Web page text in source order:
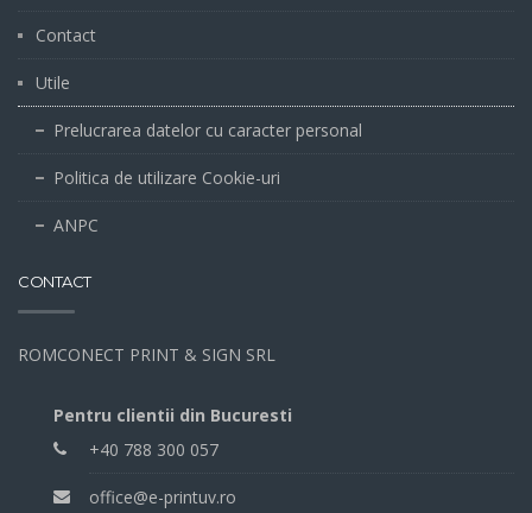
Contact
Utile
Prelucrarea datelor cu caracter personal
Politica de utilizare Cookie-uri
ANPC
CONTACT
ROMCONECT PRINT & SIGN SRL
Pentru clientii din Bucuresti
+40 788 300 057
office@e-printuv.ro